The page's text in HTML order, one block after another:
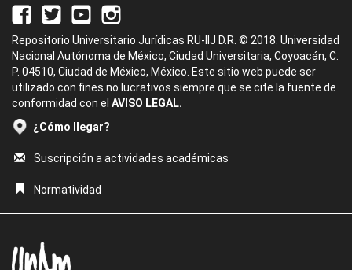
Repositorio Universitario Jurídicas RU-IIJ D.R. © 2018. Universidad
Nacional Autónoma de México, Ciudad Universitaria, Coyoacán, C.
P. 04510, Ciudad de México, México. Este sitio web puede ser
utilizado con fines no lucrativos siempre que se cite la fuente de
conformidad con el AVISO LEGAL.
¿Cómo llegar?
Suscripción a actividades académicas
Normatividad